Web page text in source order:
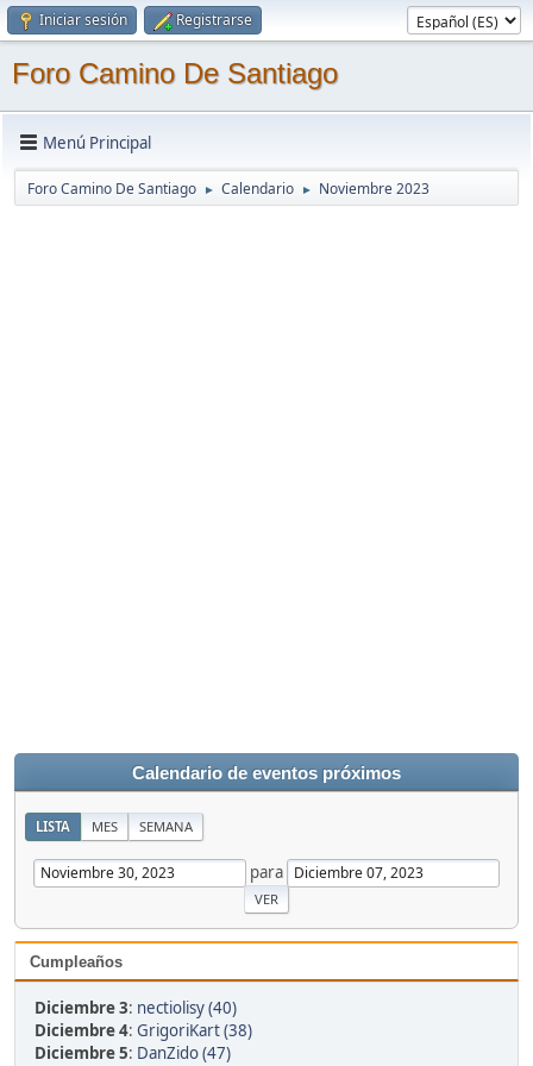
Iniciar sesión Registrarse
Foro Camino De Santiago
Menú Principal
Foro Camino De Santiago ► Calendario ► Noviembre 2023
Calendario de eventos próximos
LISTA MES SEMANA
para
Cumpleaños
Diciembre 3: nectiolisy (40)
Diciembre 4: GrigoriKart (38)
Diciembre 5: DanZido (47)